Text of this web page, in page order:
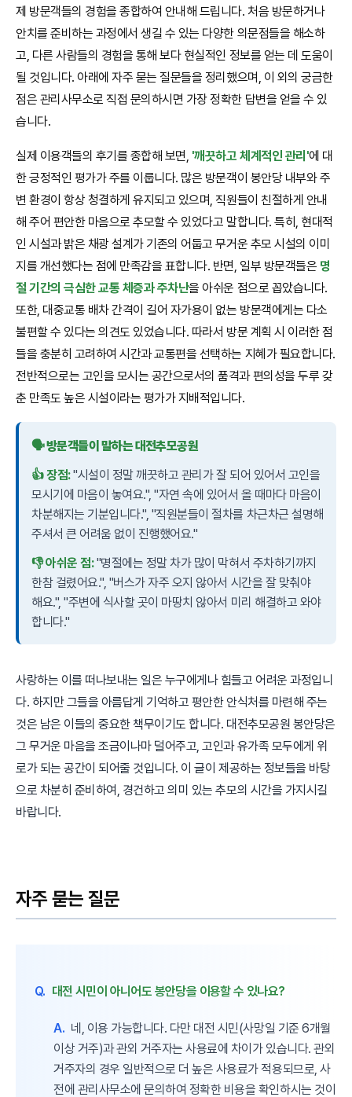
제 방문객들의 경험을 종합하여 안내해 드립니다. 처음 방문하거나
안치를 준비하는 과정에서 생길 수 있는 다양한 의문점들을 해소하
고, 다른 사람들의 경험을 통해 보다 현실적인 정보를 얻는 데 도움이
될 것입니다. 아래에 자주 묻는 질문들을 정리했으며, 이 외의 궁금한
점은 관리사무소로 직접 문의하시면 가장 정확한 답변을 얻을 수 있
습니다.
실제 이용객들의 후기를 종합해 보면, '깨끗하고 체계적인 관리'에 대
한 긍정적인 평가가 주를 이룹니다. 많은 방문객이 봉안당 내부와 주
변 환경이 항상 청결하게 유지되고 있으며, 직원들이 친절하게 안내
해 주어 편안한 마음으로 추모할 수 있었다고 말합니다. 특히, 현대적
인 시설과 밝은 채광 설계가 기존의 어둡고 무거운 추모 시설의 이미
지를 개선했다는 점에 만족감을 표합니다. 반면, 일부 방문객들은 명
절 기간의 극심한 교통 체증과 주차난을 아쉬운 점으로 꼽았습니다.
또한, 대중교통 배차 간격이 길어 자가용이 없는 방문객에게는 다소
불편할 수 있다는 의견도 있었습니다. 따라서 방문 계획 시 이러한 점
들을 충분히 고려하여 시간과 교통편을 선택하는 지혜가 필요합니다.
전반적으로는 고인을 모시는 공간으로서의 품격과 편의성을 두루 갖
춘 만족도 높은 시설이라는 평가가 지배적입니다.
🗣️ 방문객들이 말하는 대전추모공원
👍 장점:"시설이 정말 깨끗하고 관리가 잘 되어 있어서 고인을
모시기에 마음이 놓여요.", "자연 속에 있어서 올 때마다 마음이
차분해지는 기분입니다.", "직원분들이 절차를 차근차근 설명해
주셔서 큰 어려움 없이 진행했어요."
👎 아쉬운 점:"명절에는 정말 차가 많이 막혀서 주차하기까지
한참 걸렸어요.", "버스가 자주 오지 않아서 시간을 잘 맞춰야
해요.", "주변에 식사할 곳이 마땅치 않아서 미리 해결하고 와야
합니다."
사랑하는 이를 떠나보내는 일은 누구에게나 힘들고 어려운 과정입니
다. 하지만 그들을 아름답게 기억하고 평안한 안식처를 마련해 주는
것은 남은 이들의 중요한 책무이기도 합니다. 대전추모공원 봉안당은
그 무거운 마음을 조금이나마 덜어주고, 고인과 유가족 모두에게 위
로가 되는 공간이 되어줄 것입니다. 이 글이 제공하는 정보들을 바탕
으로 차분히 준비하여, 경건하고 의미 있는 추모의 시간을 가지시길
바랍니다.
자주 묻는 질문
Q. 대전 시민이 아니어도 봉안당을 이용할 수 있나요?
A. 네, 이용 가능합니다. 다만 대전 시민(사망일 기준 6개월
이상 거주)과 관외 거주자는 사용료에 차이가 있습니다. 관외
거주자의 경우 일반적으로 더 높은 사용료가 적용되므로, 사
전에 관리사무소에 문의하여 정확한 비용을 확인하시는 것이